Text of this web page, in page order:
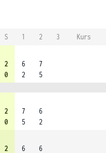
S 1 2 3
Kurs
2
0
6
2
7
5
2
0
7
5
6
2
2
6
6